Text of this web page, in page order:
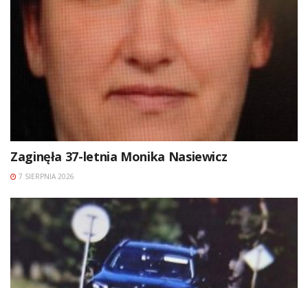
Zaginęła 37-letnia Monika Nasiewicz
7 SIERPNIA 2026